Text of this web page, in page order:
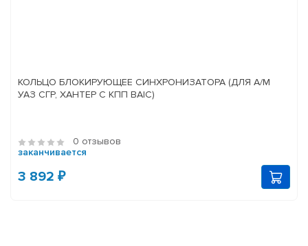
КОЛЬЦО БЛОКИРУЮЩЕЕ СИНХРОНИЗАТОРА (ДЛЯ А/М
УАЗ СГР, ХАНТЕР С КПП BAIC)
0 отзывов
заканчивается
3 892 ₽